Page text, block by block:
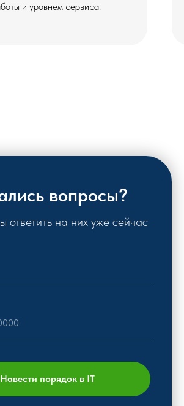
и уровнем сервиса.
вопросы?
ответить на них уже сейчас
Навести порядок в IT